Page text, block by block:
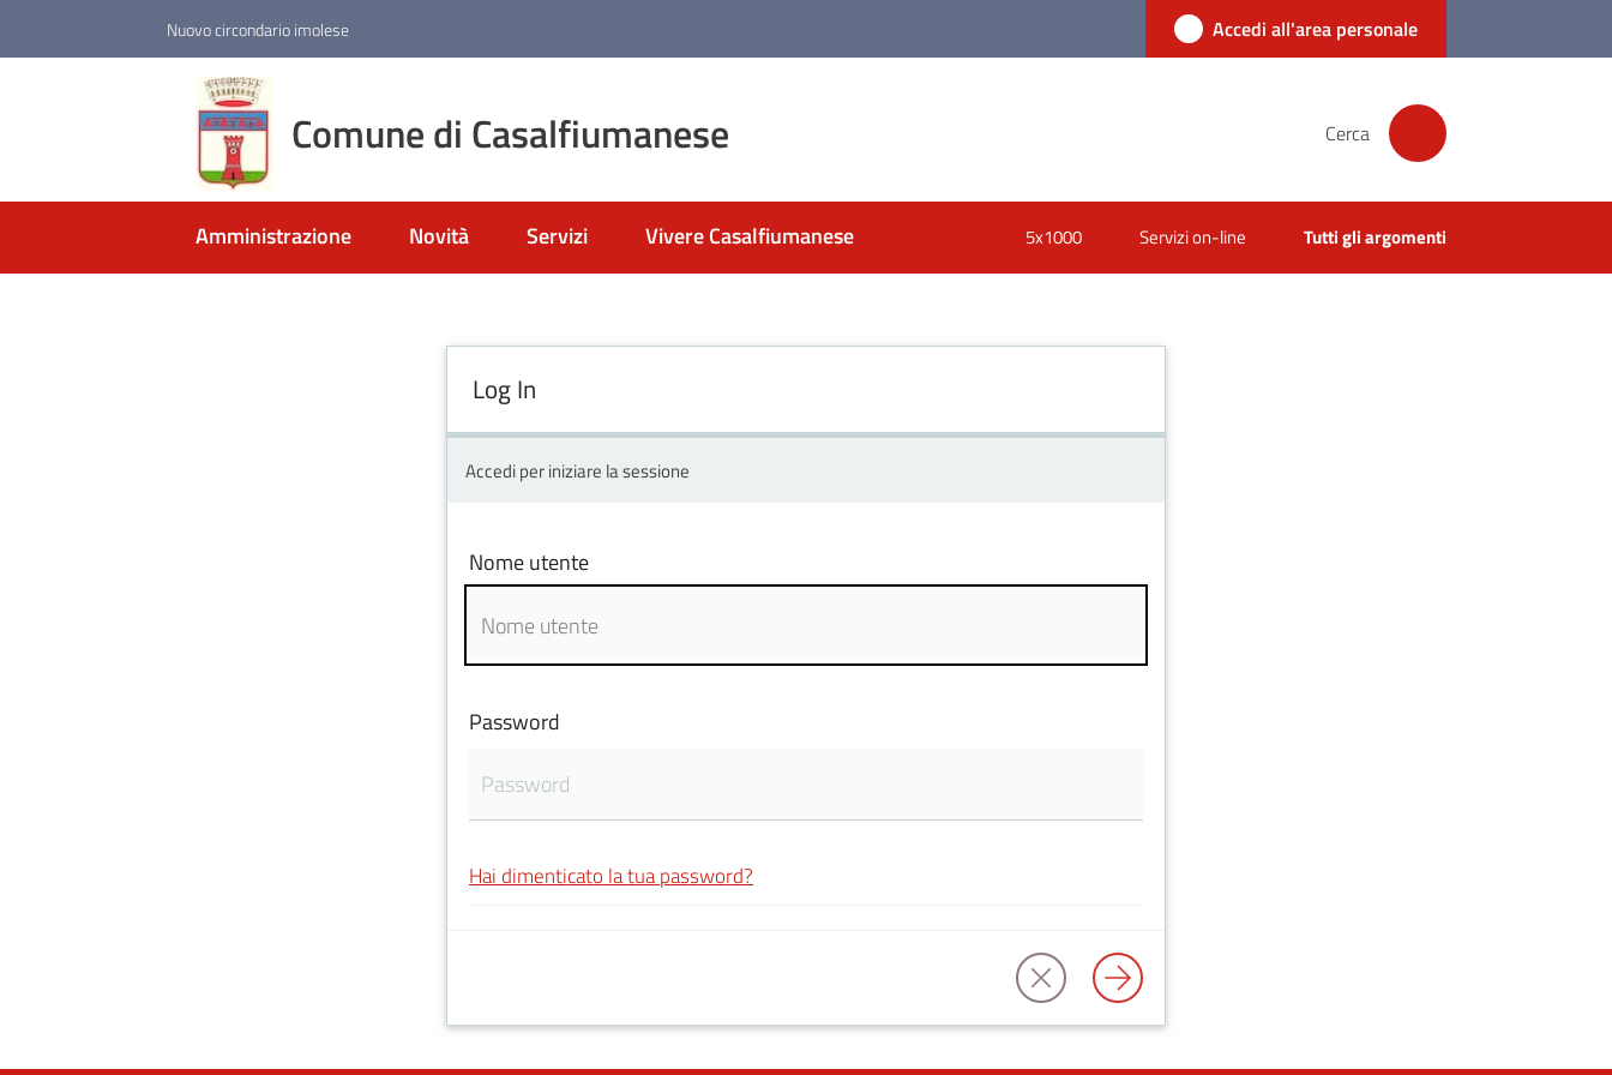
Nuovo circondario imolese Accedi all'area personale
Comune di Casalfiumanese Cerca
Amministrazione Novità Servizi Vivere Casalfiumanese 5x1000 Servizi on-line Tutti gli argomenti
Log In
Accedi per iniziare la sessione
Nome utente
Password
Hai dimenticato la tua password?